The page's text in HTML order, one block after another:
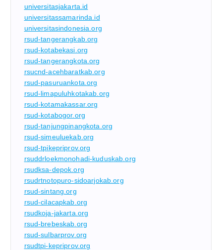
universitasjakarta.id
universitassamarinda.id
universitasindonesia.org
rsud-tangerangkab.org
rsud-kotabekasi.org
rsud-tangerangkota.org
rsucnd-acehbaratkab.org
rsud-pasuruankota.org
rsud-limapuluhkotakab.org
rsud-kotamakassar.org
rsud-kotabogor.org
rsud-tanjungpinangkota.org
rsud-simeuluekab.org
rsud-tpikepriprov.org
rsuddrloekmonohadi-kuduskab.org
rsudksa-depok.org
rsudrtnotopuro-sidoarjokab.org
rsud-sintang.org
rsud-cilacapkab.org
rsudkoja-jakarta.org
rsud-brebeskab.org
rsud-sulbarprov.org
rsudtpi-kepriprov.org